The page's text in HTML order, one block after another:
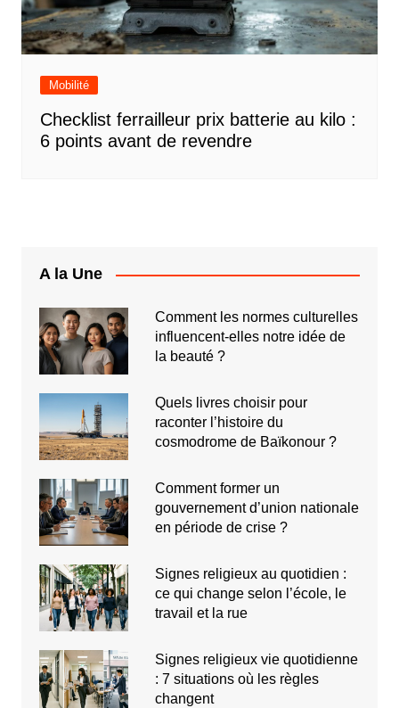
Mobilité
Checklist ferrailleur prix batterie au kilo :
6 points avant de revendre
A la Une
Comment les normes culturelles
influencent-elles notre idée de
la beauté ?
Quels livres choisir pour
raconter l’histoire du
cosmodrome de Baïkonour ?
Comment former un
gouvernement d’union nationale
en période de crise ?
Signes religieux au quotidien :
ce qui change selon l’école, le
travail et la rue
Signes religieux vie quotidienne
: 7 situations où les règles
changent